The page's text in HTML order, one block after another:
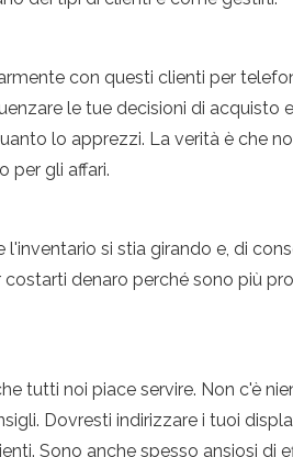
con questi clienti per
le tue decisioni di
lo apprezzi. La verità è che
per gli affari.
si stia girando e, di
denaro perché sono più
tutti noi piace servire. Non c'è
Dovresti indirizzare i tuoi
Sono anche spesso ansiosi di